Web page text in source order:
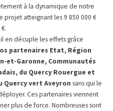
à la dynamique de notre
projet atteignant les 9 850 000 €
en décuple les effets grâce
partenaires Etat, Région
et-Garonne, Communautés
du Quercy Rouergue et
Quercy vert Aveyron sans qui le
Ces partenaires viennent
plus de force. Nombreuses sont